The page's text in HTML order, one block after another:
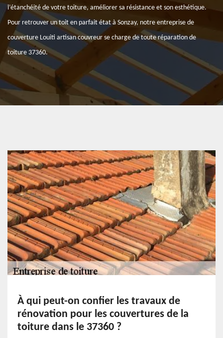
l’étanchéité de votre toiture, améliorer sa résistance et son esthétique.
Pour retrouver un toit en parfait état à Sonzay, notre entreprise de
couverture Louiti artisan couvreur se charge de toute réparation de
toiture 37360.
À qui peut-on confier les travaux de
rénovation pour les couvertures de la
toiture dans le 37360 ?